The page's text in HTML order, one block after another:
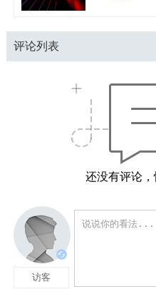
评论列表
还没有评论，